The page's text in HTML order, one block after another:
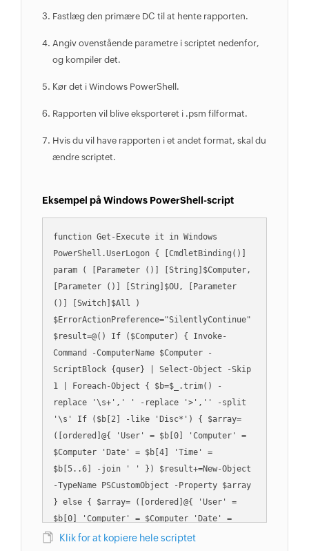
Fastlæg den primære DC til at hente rapporten.
Angiv ovenstående parametre i scriptet nedenfor,
og kompiler det.
Kør det i Windows PowerShell.
Rapporten vil blive eksporteret i .psm filformat.
Hvis du vil have rapporten i et andet format, skal du
ændre scriptet.
Eksempel på Windows PowerShell-script
function Get-Execute it in Windows
PowerShell.UserLogon { [CmdletBinding()]
param ( [Parameter ()] [String]$Computer,
[Parameter ()] [String]$OU, [Parameter
()] [Switch]$All )
$ErrorActionPreference="SilentlyContinue"
$result=@() If ($Computer) { Invoke-
Command -ComputerName $Computer -
ScriptBlock {quser} | Select-Object -Skip
1 | Foreach-Object { $b=$_.trim() -
replace '\s+',' ' -replace '>','' -split
'\s' If ($b[2] -like 'Disc*') { $array=
([ordered]@{ 'User' = $b[0] 'Computer' =
$Computer 'Date' = $b[4] 'Time' =
$b[5..6] -join ' ' }) $result+=New-Object
-TypeName PSCustomObject -Property $array
} else { $array= ([ordered]@{ 'User' =
$b[0] 'Computer' = $Computer 'Date' =
$b[5] 'Time' = $b[6..7] -join ' ' })
Klik for at kopiere hele scriptet